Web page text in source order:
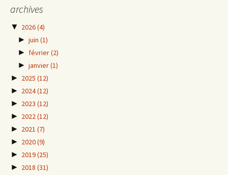
archives
▼ 2026(4)
► juin (1)
► février(2)
► janvier(1)
► 2025 (12)
► 2024(12)
► 2023 (12)
► 2022(12)
► 2021 (7)
► 2020(9)
► 2019(25)
► 2018 (31)